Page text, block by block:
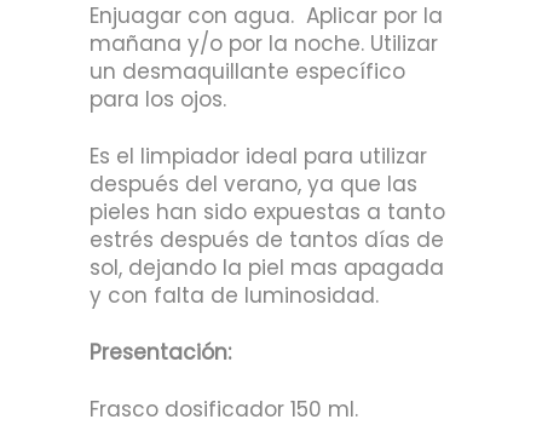
Enjuagar con agua. Aplicar por la
mañana y/o por la noche. Utilizar
un desmaquillante específico
para los ojos.
Es el limpiador ideal para utilizar
después del verano, ya que las
pieles han sido expuestas a tanto
estrés después de tantos días de
sol, dejando la piel mas apagada
y con falta de luminosidad.
Presentación:
Frasco dosificador 150 ml.